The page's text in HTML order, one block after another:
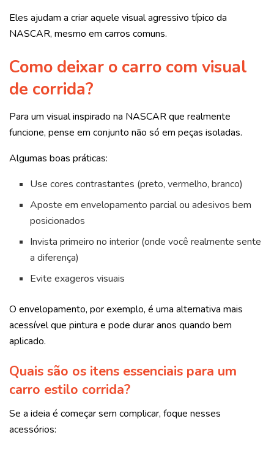
Eles ajudam a criar aquele visual agressivo típico da
NASCAR, mesmo em carros comuns.
Como deixar o carro com visual
de corrida?
Para um visual inspirado na NASCAR que realmente
funcione, pense em conjunto não só em peças isoladas.
Algumas boas práticas:
Use cores contrastantes (preto, vermelho, branco)
Aposte em envelopamento parcial ou adesivos bem
posicionados
Invista primeiro no interior (onde você realmente sente
a diferença)
Evite exageros visuais
O envelopamento, por exemplo, é uma alternativa mais
acessível que pintura e pode durar anos quando bem
aplicado.
Quais são os itens essenciais para um
carro estilo corrida?
Se a ideia é começar sem complicar, foque nesses
acessórios: